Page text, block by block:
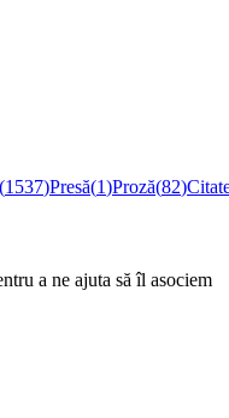
(1537)Presă(1)Proză(82)
a ne ajuta să îl asociem